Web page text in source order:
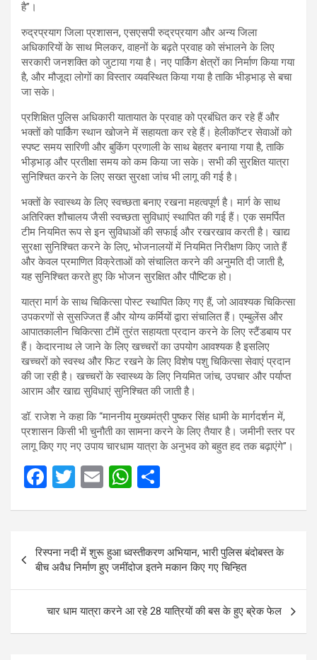
है”।
रुद्रप्रयाग जिला प्रशासन, एसएसपी रुद्रप्रयाग और अन्य जिला
अधिकारियों के साथ मिलकर, वाहनों के बढ़ते प्रवाह को संभालने के लिए
सरकारी जनशक्ति को जुटाया गया है। नए पार्किंग क्षेत्रों का निर्माण किया गया
है, और मौजूदा लोगों का विस्तार व्यवस्थित किया गया है ताकि भीड़भाड़ से बचा
जा सके।
प्रशिक्षित पुलिस अधिकारी यातायात के प्रवाह को प्रबंधित कर रहे हैं और
भक्तों को पार्किंग स्थान खोजने में सहायता कर रहे हैं। हेलीकॉप्टर सेवाओं को
स्पष्ट समय सारिणी और बुकिंग प्रणाली के साथ बेहतर बनाया गया है, ताकि
भीड़भाड़ और प्रतीक्षा समय को कम किया जा सके। सभी की सुरक्षित यात्रा
सुनिश्चित करने के लिए सख्त सुरक्षा जांच भी लागू की गई है।
भक्तों के स्वास्थ्य के लिए स्वच्छता बनाए रखना महत्वपूर्ण है। मार्ग के साथ
अतिरिक्त शौचालय जैसी स्वच्छता सुविधाएं स्थापित की गई हैं। एक समर्पित
टीम नियमित रूप से इन सुविधाओं की सफाई और रखरखाव करती है। खाद्य
सुरक्षा सुनिश्चित करने के लिए, भोजनालयों में नियमित निरीक्षण किए जाते हैं
और केवल प्रमाणित विक्रेताओं को संचालित करने की अनुमति दी जाती है,
यह सुनिश्चित करते हुए कि भोजन सुरक्षित और पौष्टिक हो।
यात्रा मार्ग के साथ चिकित्सा पोस्ट स्थापित किए गए हैं, जो आवश्यक चिकित्सा
उपकरणों से सुसज्जित हैं और योग्य कर्मियों द्वारा संचालित हैं। एम्बुलेंस और
आपातकालीन चिकित्सा टीमें तुरंत सहायता प्रदान करने के लिए स्टैंडबाय पर
हैं। केदारनाथ ले जाने के लिए खच्चरों का उपयोग आवश्यक है इसलिए
खच्चरों को स्वस्थ और फिट रखने के लिए विशेष पशु चिकित्सा सेवाएं प्रदान
की जा रही है। खच्चरों के स्वास्थ्य के लिए नियमित जांच, उपचार और पर्याप्त
आराम और खाद्य सुविधाएं सुनिश्चित की जाती है।
डॉ. राजेश ने कहा कि “माननीय मुख्यमंत्री पुष्कर सिंह धामी के मार्गदर्शन में,
प्रशासन किसी भी चुनौती का सामना करने के लिए तैयार है। जमीनी स्तर पर
लागू किए गए नए उपाय चारधाम यात्रा के अनुभव को बहुत हद तक बढ़ाएंगे”।
F
b
o
o
k
T
er
E
W
s
A
p
p
e
Post
navigation
रिस्पना नदी में शुरू हुआ ध्वस्तीकरण अभियान, भारी पुलिस बंदोबस्त के
बीच अवैध निर्माण हुए जमींदोज इतने मकान किए गए चिन्हित
चार धाम यात्रा करने आ रहे 28 यात्रियों की बस के हुए ब्रेक फेल